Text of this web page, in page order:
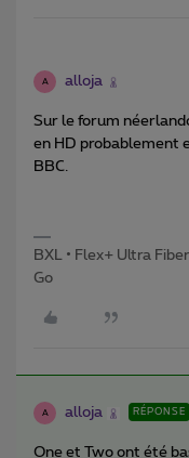
A alloja
Sur le forum
en HD probablement
BBC.
BXL • Flex+ Ultra
Go
A alloja RÉPONSE
One et Two ont été